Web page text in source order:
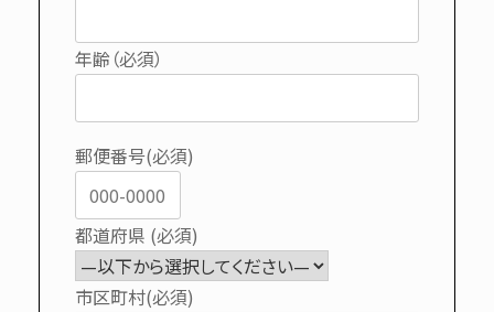
年齢（必須）
郵便番号(必須)
都道府県 (必須)
市区町村(必須)